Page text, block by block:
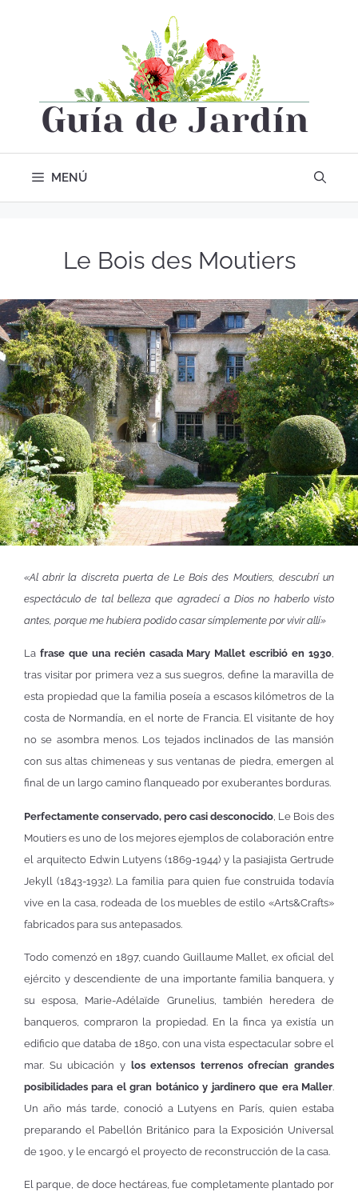
MENÚ
Le Bois des Moutiers
«Al abrir la discreta puerta de Le Bois des Moutiers, descubrí un
espectáculo de tal belleza que agradecí a Dios no haberlo visto
antes, porque me hubiera podido casar símplemente por vivir allí»
La frase que una recién casada Mary Mallet escribió en 1930,
tras visitar por primera vez a sus suegros, define la maravilla de
esta propiedad que la familia poseía a escasos kilómetros de la
costa de Normandía, en el norte de Francia. El visitante de hoy
no se asombra menos. Los tejados inclinados de las mansión
con sus altas chimeneas y sus ventanas de piedra, emergen al
final de un largo camino flanqueado por exuberantes borduras.
Perfectamente conservado, pero casi desconocido , Le Bois des
Moutiers es uno de los mejores ejemplos de colaboración entre
el arquitecto Edwin Lutyens (1869-1944) y la pasiajista Gertrude
Jekyll (1843-1932). La familia para quien fue construida todavía
vive en la casa, rodeada de los muebles de estilo «Arts&Crafts»
fabricados para sus antepasados.
Todo comenzó en 1897, cuando Guillaume Mallet, ex oficial del
ejército y descendiente de una importante familia banquera, y
su esposa, Marie-Adélaïde Grunelius, también heredera de
banqueros, compraron la propiedad. En la finca ya existía un
edificio que databa de 1850, con una vista espectacular sobre el
mar. Su ubicación y los extensos terrenos ofrecían grandes
posibilidades para el gran botánico y jardinero que era Maller.
Un año más tarde, conoció a Lutyens en París, quien estaba
preparando el Pabellón Británico para la Exposición Universal
de 1900, y le encargó el proyecto de reconstrucción de la casa.
El parque, de doce hectáreas, fue completamente plantado por